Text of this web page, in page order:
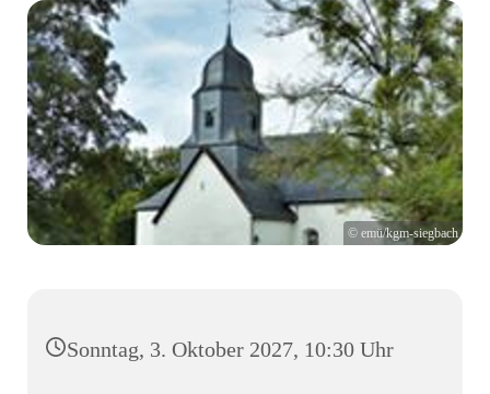
© emü/kgm-siegbach
Sonntag, 3. Oktober 2027, 10:30 Uhr